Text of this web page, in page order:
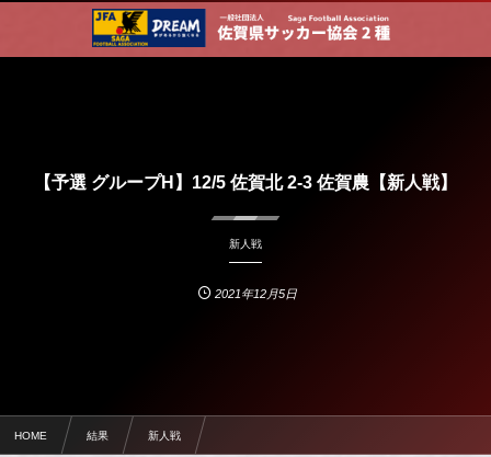
【予選 グループH】12/5 佐賀北 2-3 佐賀農【新人戦】
新人戦
2021年12月5日
HOME 結果 新人戦